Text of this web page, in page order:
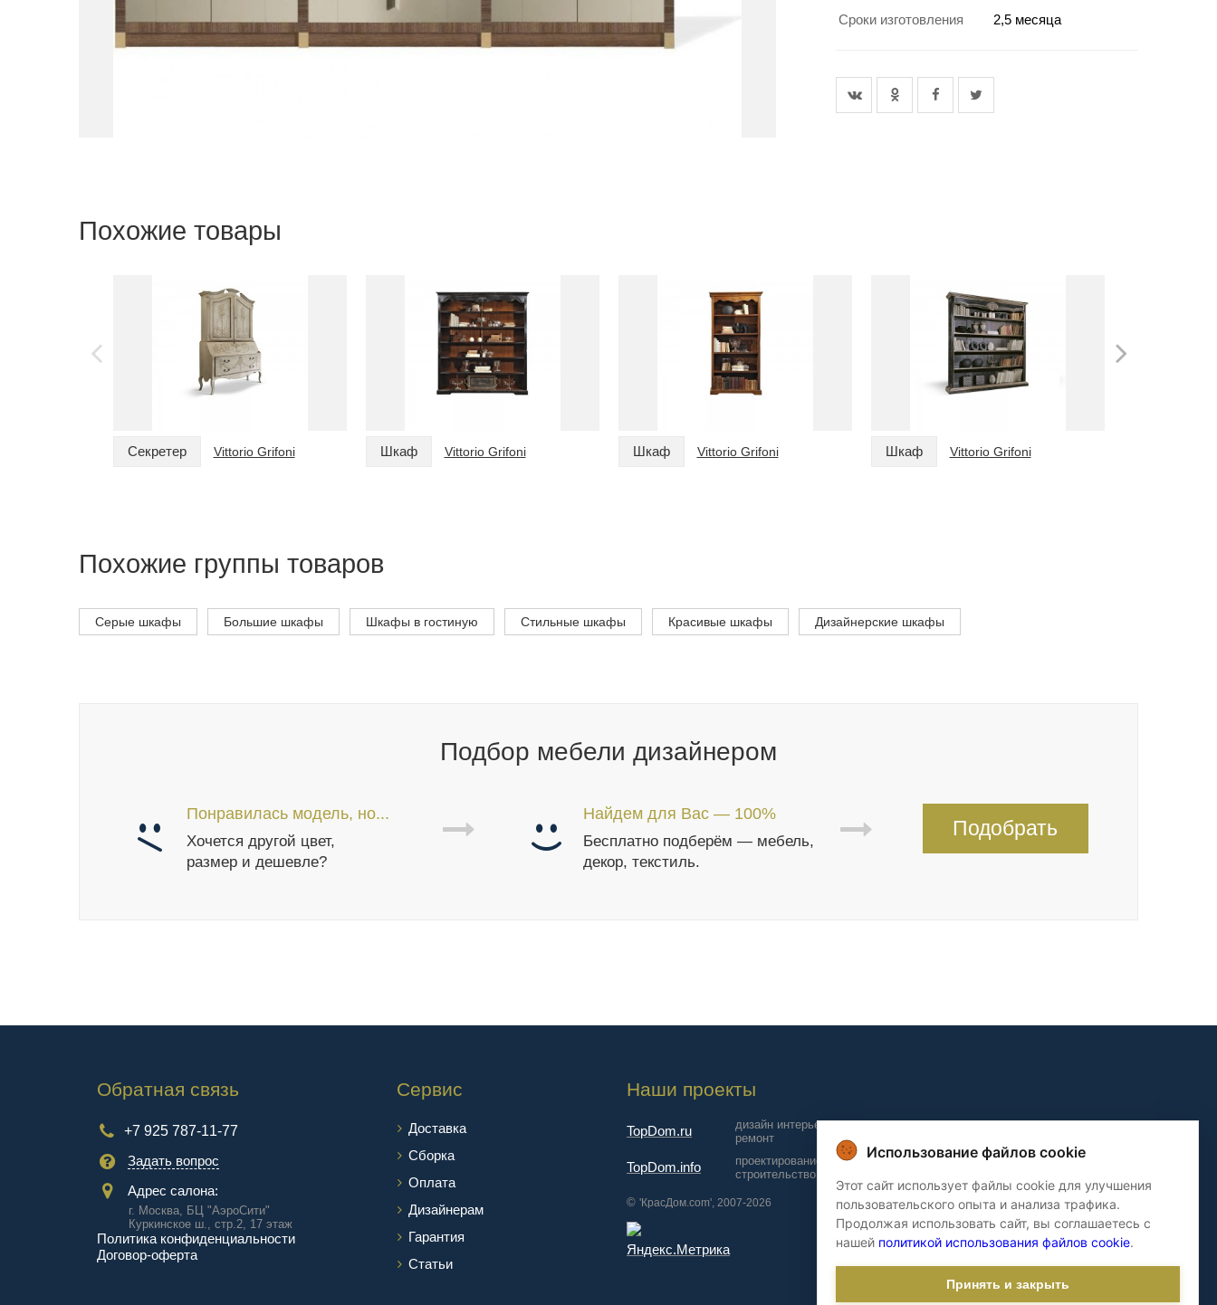
Сроки изготовления 2,5 месяца
Похожие товары
Секретер Vittorio Grifoni Шкаф Vittorio Grifoni Шкаф Vittorio Grifoni Шкаф Vittorio Grifoni
Похожие группы товаров
Серые шкафы Большие шкафы Шкафы в гостиную Стильные шкафы Красивые шкафы Дизайнерские шкафы
Подбор мебели дизайнером
Понравилась модель, но...
Хочется другой цвет,
размер и дешевле?
Найдем для Вас — 100%
Бесплатно подберём — мебель,
декор, текстиль.
Подобрать
Обратная связь
+7 925 787-11-77
Задать вопрос
Адрес салона:
г. Москва, БЦ "АэроCити"
Куркинское ш., стр.2, 17 этаж
Политика конфиденциальности
Договор-оферта
Сервис
Доставка
Сборка
Оплата
Дизайнерам
Гарантия
Cтатьи
Наши проекты
TopDom.ru
дизайн интерьера и
ремонт
TopDom.info
проектирование и
строительство домов
© 'КрасДом.com', 2007-2026
Использование файлов cookie
Этот сайт использует файлы cookie для улучшения
пользовательского опыта и анализа трафика.
Продолжая использовать сайт, вы соглашаетесь с
нашей политикой использования файлов cookie.
Принять и закрыть